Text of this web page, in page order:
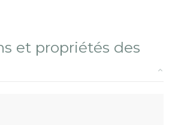
et propriétés des